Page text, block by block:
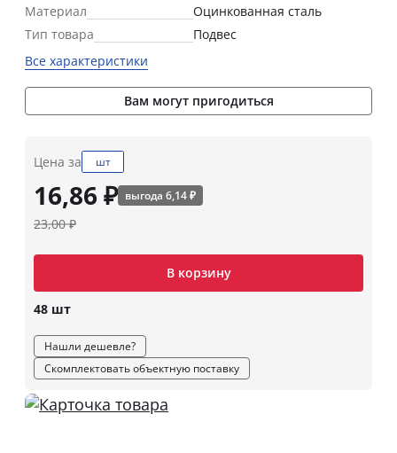
Материал
Оцинкованная сталь
Тип товара
Подвес
Все характеристики
Вам могут пригодиться
Цена за шт
16,86 ₽ выгода 6,14 ₽
23,00 ₽
В корзину
48 шт
Нашли дешевле?
Скомплектовать объектную поставку